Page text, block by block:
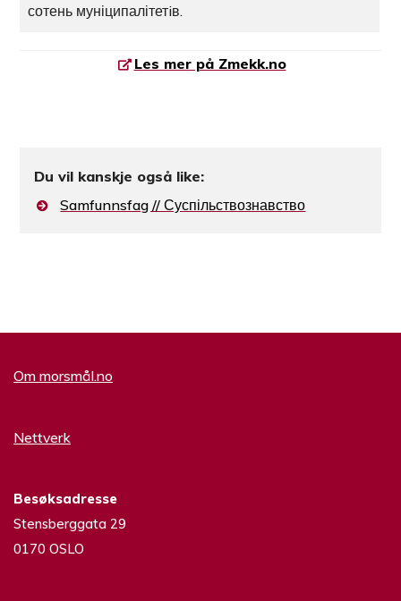
сотень муніципалітетiв.
Les mer på Zmekk.no
Du vil kanskje også like:
Samfunnsfag // Суспільствознавство
Om morsmål.no
Nettverk
Besøksadresse
Stensberggata 29
0170 OSLO